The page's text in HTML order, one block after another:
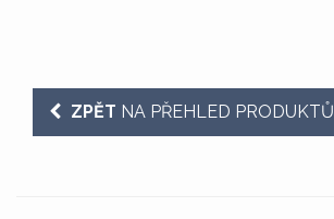
ZPĚT NA PŘEHLED PRODUKTŮ